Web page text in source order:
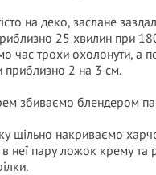
на деко, заслане
25 хвилин при
час трохи охолонути, а
приблизно 2 на 3 см.
збиваємо блендером
щільно накриваємо
неї пару ложок крему та